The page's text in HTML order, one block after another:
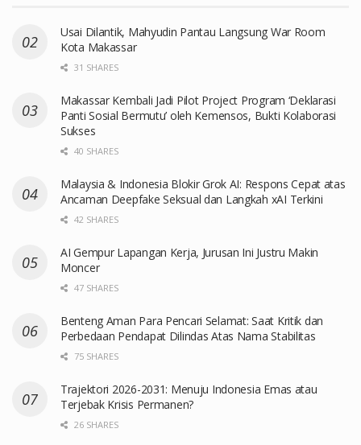
Usai Dilantik, Mahyudin Pantau Langsung War Room
Kota Makassar
31 SHARES
Makassar Kembali Jadi Pilot Project Program ‘Deklarasi
Panti Sosial Bermutu’ oleh Kemensos, Bukti Kolaborasi
Sukses
40 SHARES
Malaysia & Indonesia Blokir Grok AI: Respons Cepat atas
Ancaman Deepfake Seksual dan Langkah xAI Terkini
42 SHARES
AI Gempur Lapangan Kerja, Jurusan Ini Justru Makin
Moncer
47 SHARES
Benteng Aman Para Pencari Selamat: Saat Kritik dan
Perbedaan Pendapat Dilindas Atas Nama Stabilitas
75 SHARES
Trajektori 2026-2031: Menuju Indonesia Emas atau
Terjebak Krisis Permanen?
26 SHARES